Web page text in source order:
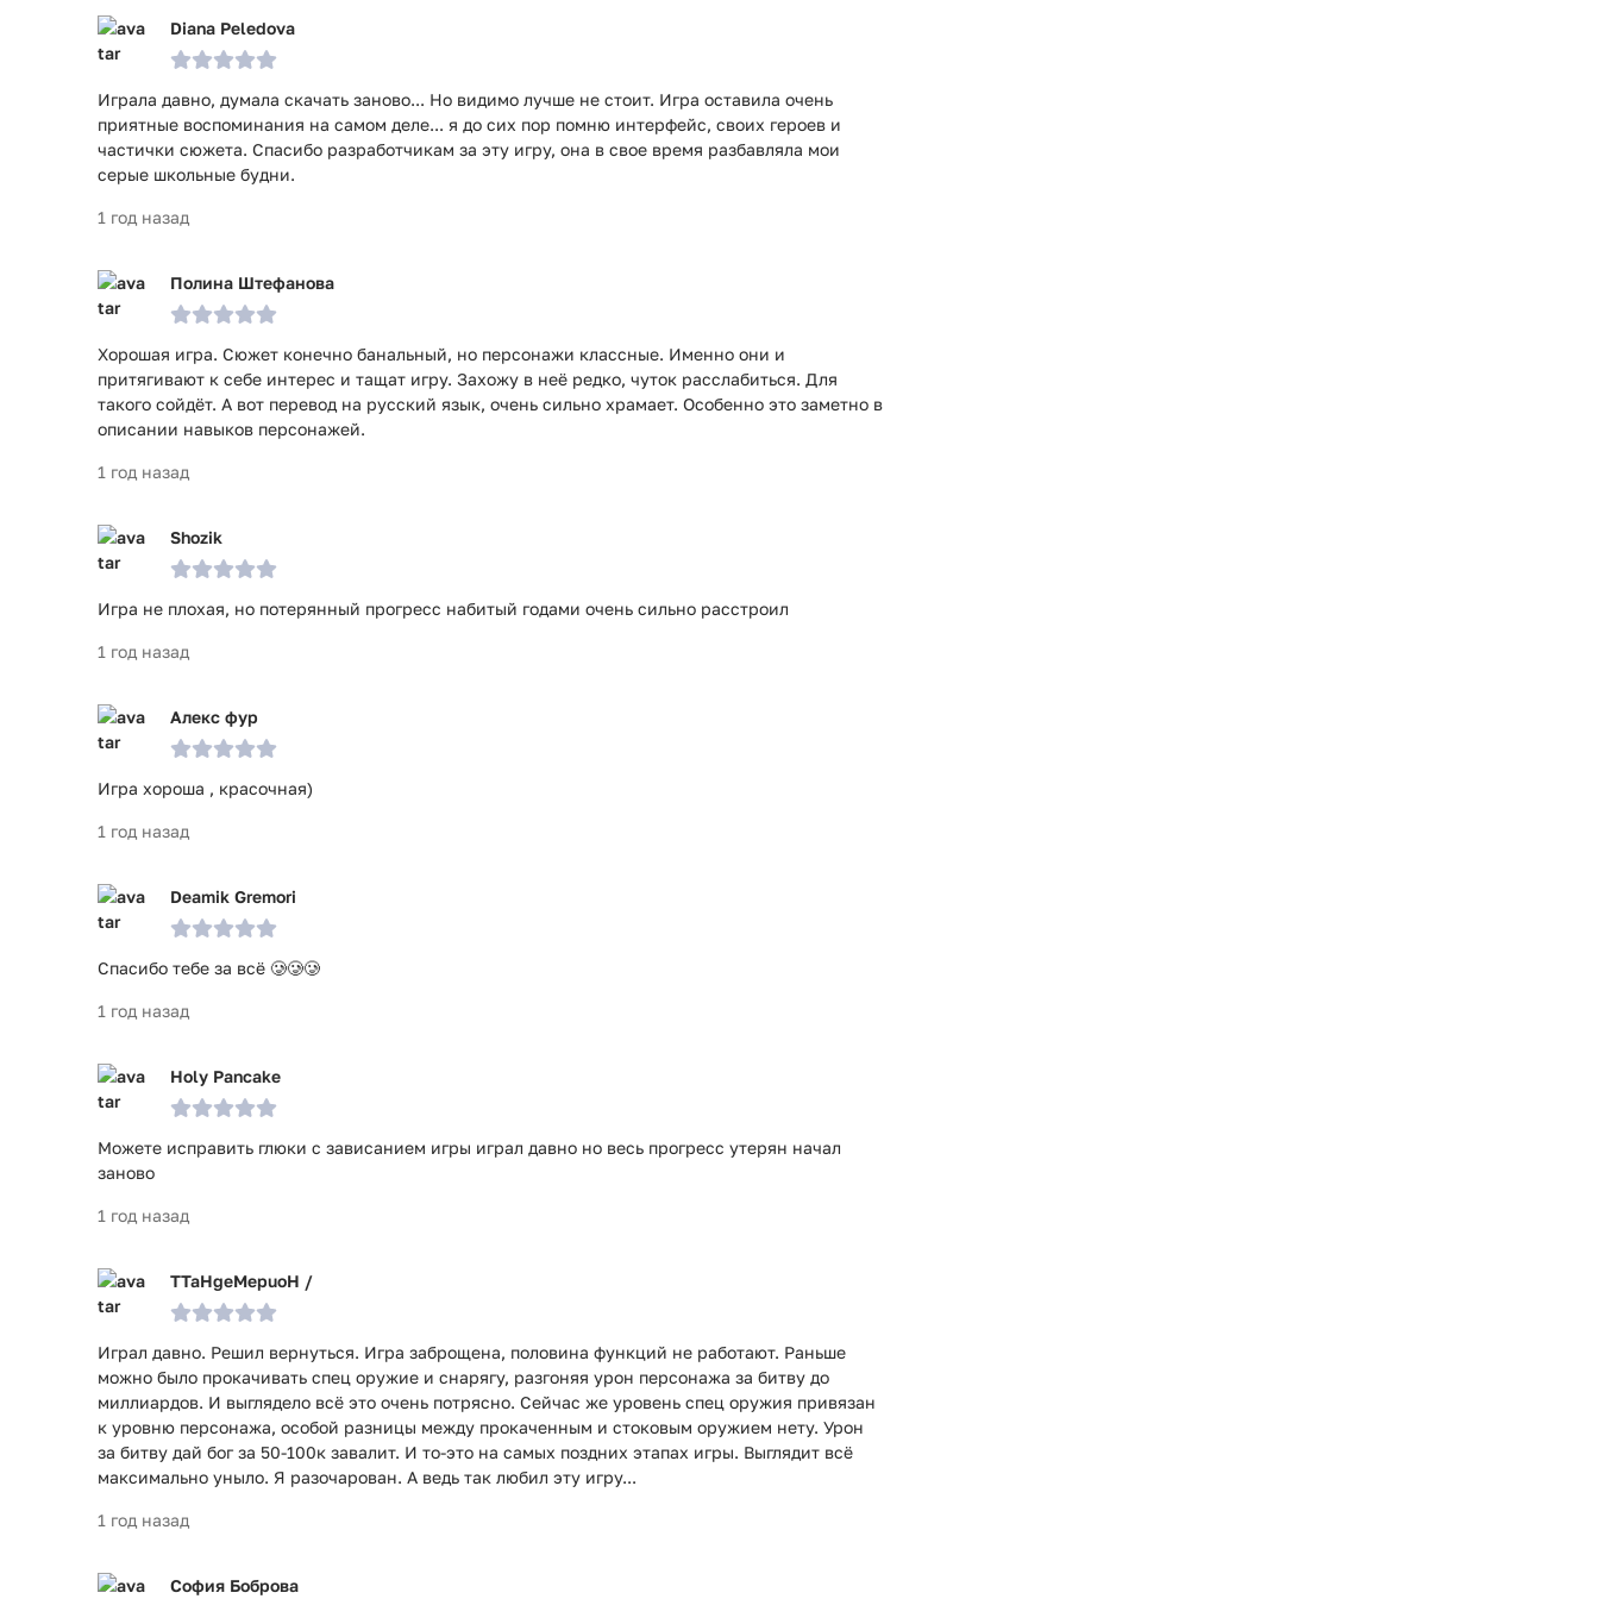
Diana Peledova
Играла давно, думала скачать заново... Но видимо лучше не стоит. Игра оставила очень
приятные воспоминания на самом деле... я до сих пор помню интерфейс, своих героев и
частички сюжета. Спасибо разработчикам за эту игру, она в свое время разбавляла мои
серые школьные будни.
1 год назад
Полина Штефанова
Хорошая игра. Сюжет конечно банальный, но персонажи классные. Именно они и
притягивают к себе интерес и тащат игру. Захожу в неё редко, чуток расслабиться. Для
такого сойдёт. А вот перевод на русский язык, очень сильно храмает. Особенно это заметно в
описании навыков персонажей.
1 год назад
Shozik
Игра не плохая, но потерянный прогресс набитый годами очень сильно расстроил
1 год назад
Алекс фур
Игра хороша , красочная)
1 год назад
Deamik Gremori
Спасибо тебе за всё 🥲🥲🥲
1 год назад
Holy Pancake
Можете исправить глюки с зависанием игры играл давно но весь прогресс утерян начал
заново
1 год назад
TTaHgeMepuoH /
Играл давно. Решил вернуться. Игра заброщена, половина функций не работают. Раньше
можно было прокачивать спец оружие и снарягу, разгоняя урон персонажа за битву до
миллиардов. И выглядело всё это очень потрясно. Сейчас же уровень спец оружия привязан
к уровню персонажа, особой разницы между прокаченным и стоковым оружием нету. Урон
за битву дай бог за 50-100к завалит. И то-это на самых поздних этапах игры. Выглядит всё
максимально уныло. Я разочарован. А ведь так любил эту игру...
1 год назад
София Боброва